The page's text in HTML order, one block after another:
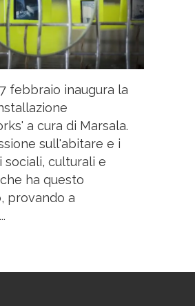
febbraio inaugura la
a cura di Marsala.
sull'abitare e i
sociali, culturali e
ha questo
provando a